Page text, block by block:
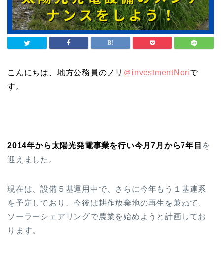
こんにちは、地方公務員のノリ ＠investmentNoriで
す。
2014年から太陽光発電事業を行い今月7月から7年目 を
迎えました。
現在は、設備５基運用中で、さらに今年もう１基連系
を予定しており、今後は耕作放棄地の再生を兼ねて、
ソーラーシェアリングで農業を始めようと計画してお
ります。